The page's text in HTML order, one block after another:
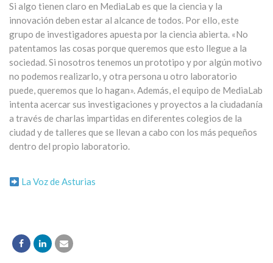
Si algo tienen claro en MediaLab es que la ciencia y la
innovación deben estar al alcance de todos. Por ello, este
grupo de investigadores apuesta por la ciencia abierta. «No
patentamos las cosas porque queremos que esto llegue a la
sociedad. Si nosotros tenemos un prototipo y por algún motivo
no podemos realizarlo, y otra persona u otro laboratorio
puede, queremos que lo hagan». Además, el equipo de MediaLab
intenta acercar sus investigaciones y proyectos a la ciudadanía
a través de charlas impartidas en diferentes colegios de la
ciudad y de talleres que se llevan a cabo con los más pequeños
dentro del propio laboratorio.
La Voz de Asturias